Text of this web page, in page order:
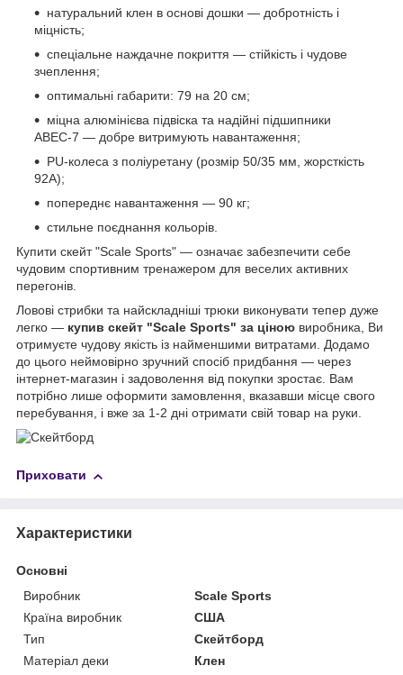
натуральний клен в основі дошки — добротність і
міцність;
спеціальне наждачне покриття — стійкість і чудове
зчеплення;
оптимальні габарити: 79 на 20 см;
міцна алюмінієва підвіска та надійні підшипники
ABEC-7 — добре витримують навантаження;
PU-колеса з поліуретану (розмір 50/35 мм, жорсткість
92A);
попереднє навантаження — 90 кг;
стильне поєднання кольорів.
Купити скейт "Scale Sports" — означає забезпечити себе
чудовим спортивним тренажером для веселих активних
перегонів.
Ловові стрибки та найскладніші трюки виконувати тепер дуже
легко — купив скейт "Scale Sports" за ціною виробника, Ви
отримуєте чудову якість із найменшими витратами. Додамо
до цього неймовірно зручний спосіб придбання — через
інтернет-магазин і задоволення від покупки зростає. Вам
потрібно лише оформити замовлення, вказавши місце свого
перебування, і вже за 1-2 дні отримати свій товар на руки.
Приховати
Характеристики
Основні
Виробник
Scale Sports
Країна виробник
США
Тип
Скейтборд
Матеріал деки
Клен